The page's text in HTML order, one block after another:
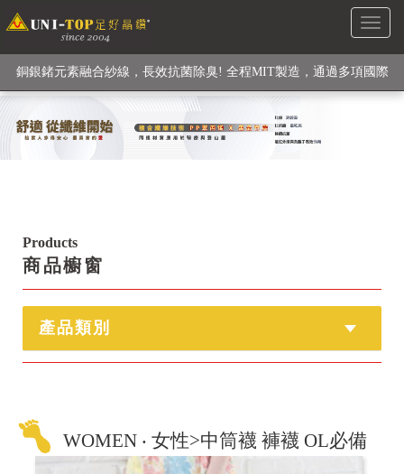
Toggle
級高性能纖維素材), 機能貼身衣物No. 1
銅銀鍺元素融合紗線，長效抗菌除臭! 全程MIT製造，通過多項國際
檢驗
【快來點我】H型銅銀纖維長效PP能量護膝! 支撐. 包覆感. 超透氣.
Products
商品櫥窗
產品類別
WOMEN ‧ 女性>中筒襪 褲襪 OL必備